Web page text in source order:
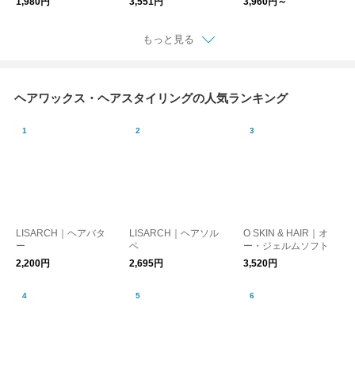
もっと見る
ヘアワックス・ヘアスタイリングの人気ランキング
LISARCH｜ヘアバタ
ー
2,200円
LISARCH｜ヘアソル
ベ
2,695円
O SKIN & HAIR｜オ
ー・ジェルムソフト
3,520円